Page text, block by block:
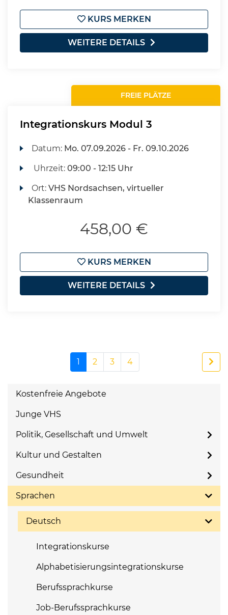
KURS MERKEN
WEITERE DETAILS
FREIE PLÄTZE
Integrationskurs Modul 3
Datum: Mo. 07.09.2026 - Fr. 09.10.2026
Uhrzeit:09:00 - 12:15 Uhr
Ort:VHS Nordsachsen, virtueller
Klassenraum
458,00 €
KURS MERKEN
WEITERE DETAILS
1 2 3 4
Kostenfreie Angebote
Junge VHS
Politik, Gesellschaft und Umwelt
Kultur und Gestalten
Gesundheit
Sprachen
Deutsch
Integrationskurse
Alphabetisierungsintegrationskurse
Berufssprachkurse
Job-Berufssprachkurse